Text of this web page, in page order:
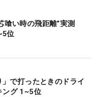
喰い時の飛距離”実測
位
で打ったときのドライ
ング 1~5位